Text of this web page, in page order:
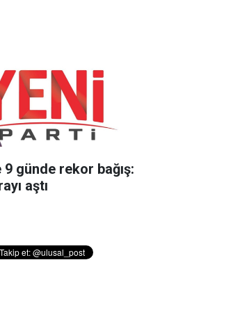
günde rekor bağış:
aştı